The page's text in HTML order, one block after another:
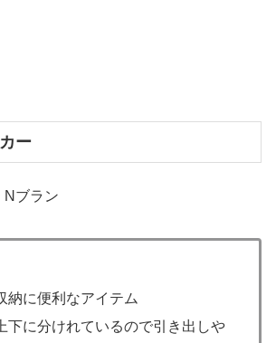
ー
Nブラン
納に便利なアイテム
下に分けれているので引き出しや